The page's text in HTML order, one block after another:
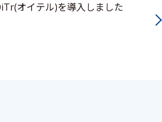
オイテル)を導入しました